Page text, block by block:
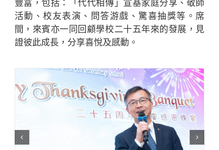
豐富，包括：「代代相傳」宣基家庭分享、敬師
活動、校友表演、問答游戲、驚喜抽獎等。席
間，來賓亦一同回顧學校二十五年來的發展，見
證彼此成長，分享喜悅及感動。